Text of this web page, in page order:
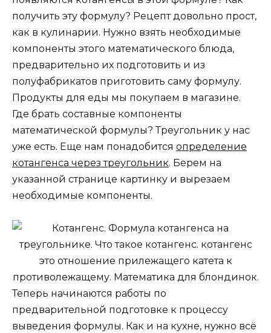
получить эту формулу? Рецепт довольно прост,
как в кулинарии. Нужно взять необходимые
компоненты этого математического блюда,
предварительно их подготовить и из
полуфабрикатов приготовить саму формулу.
Продукты для еды мы покупаем в магазине.
Где брать составные компоненты
математической формулы? Треугольник у нас
уже есть. Еще нам понадобится определение
котангенса через треугольник. Берем на
указанной странице картинку и вырезаем
необходимые компоненты.
Теперь начинаются работы по
предварительной подготовке к процессу
выведения формулы. Как и на кухне, нужно всё